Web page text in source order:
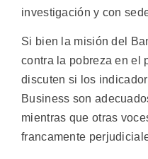
investigación y con
Si bien la misión del
contra la pobreza en el
discuten si los
Business son
mientras que otras
francamente